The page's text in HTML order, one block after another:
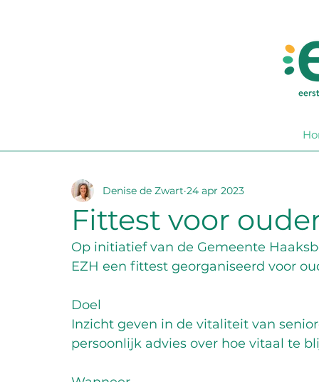
Fittest voor
Denise de Zwart 24 apr 2023
Op initiatief van de Gemeente
EZH een fittest georganiseerd voor
Doel
Inzicht geven in de vitaliteit van
persoonlijk advies over hoe vitaal te